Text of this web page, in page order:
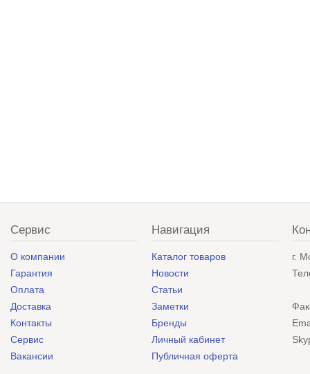
Сервис
О компании
Гарантия
Оплата
Доставка
Контакты
Сервис
Вакансии
Навигация
Каталог товаров
Новости
Статьи
Заметки
Бренды
Личный кабинет
Публичная оферта
г.